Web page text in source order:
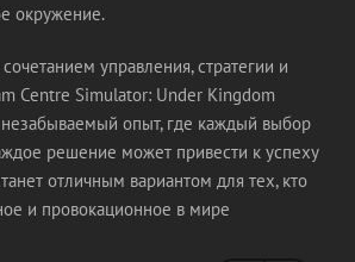
окружение.
управления, стратегии и
Centre Simulator: Under Kingdom
незабываемый опыт, где каждый выбор
решение может привести к успеху
отличным вариантом для тех, кто
и провокационное в мире